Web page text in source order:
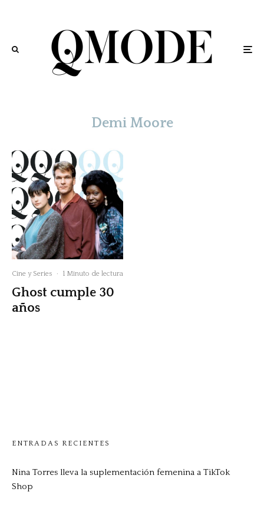
Demi Moore
Cine y Series · 1 Minuto de lectura
Ghost cumple 30
años
ENTRADAS RECIENTES
Nina Torres lleva la suplementación femenina a TikTok
Shop